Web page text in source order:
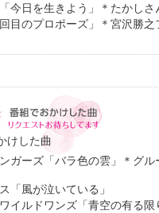
今日を生きよう」＊たかしさ
目のプロポーズ」＊宮沢勝之
けした曲
ガーズ「バラ色の雲」＊グル
「風が泣いている」
イルドワンズ「青空の有る限